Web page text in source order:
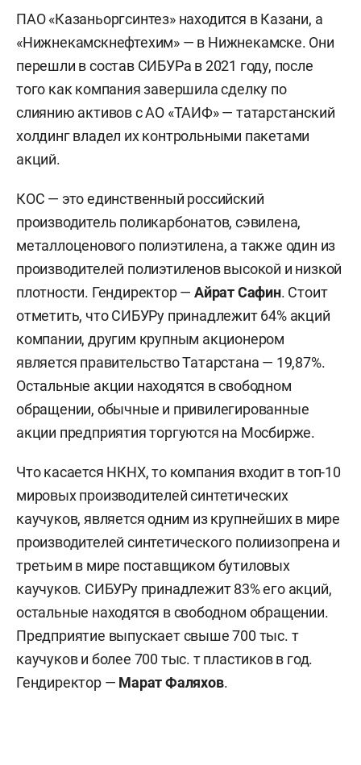
ПАО «Казаньоргсинтез» находится в Казани, а
«Нижнекамскнефтехим» — в Нижнекамске. Они
перешли в состав СИБУРа в 2021 году, после
того как компания завершила сделку по
слиянию активов с АО «ТАИФ» — татарстанский
холдинг владел их контрольными пакетами
акций.
КОС — это единственный российский
производитель поликарбонатов, сэвилена,
металлоценового полиэтилена, а также один из
производителей полиэтиленов высокой и низкой
плотности. Гендиректор —Айрат Сафин. Стоит
отметить, что СИБУРу принадлежит 64% акций
компании, другим крупным акционером
является правительство Татарстана — 19,87%.
Остальные акции находятся в свободном
обращении, обычные и привилегированные
акции предприятия торгуются на Мосбирже.
Что касается НКНХ, то компания входит в топ-10
мировых производителей синтетических
каучуков, является одним из крупнейших в мире
производителей синтетического полиизопрена и
третьим в мире поставщиком бутиловых
каучуков. СИБУРу принадлежит 83% его акций,
остальные находятся в свободном обращении.
Предприятие выпускает свыше 700 тыс. т
каучуков и более 700 тыс. т пластиков в год.
Гендиректор — Марат Фаляхов.